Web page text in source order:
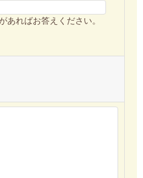
ればお答えください。